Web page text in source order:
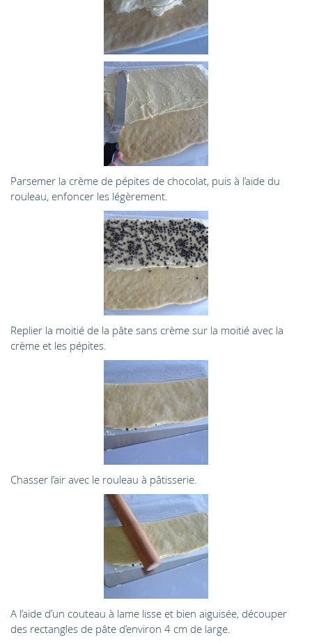
Parsemer la crème de pépites de chocolat, puis à l’aide du
rouleau, enfoncer les légèrement.
Replier la moitié de la pâte sans crème sur la moitié avec la
crème et les pépites.
Chasser l’air avec le rouleau à pâtisserie.
A l’aide d’un couteau à lame lisse et bien aiguisée, découper
des rectangles de pâte d’environ 4 cm de large.